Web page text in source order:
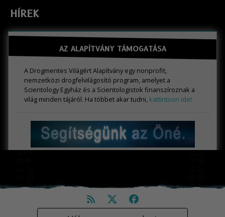
HÍREK
AZ ALAPÍTVÁNY TÁMOGATÁSA
A Drogmentes Világért Alapítvány egy nonprofit,
nemzetközi drogfelvilágosító program, amelyet a
Scientology Egyház és a Scientologistok finanszíroznak a
világ minden tájáról. Ha többet akar tudni, kattintson ide!